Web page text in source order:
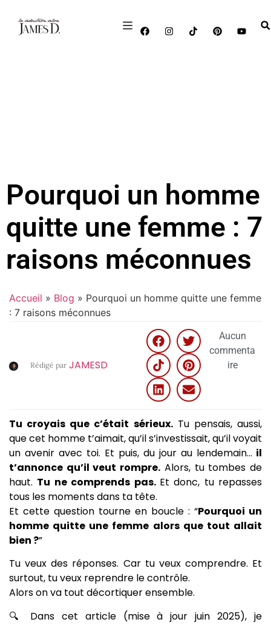
Pourquoi un homme
quitte une femme : 7
raisons méconnues
Accueil » Blog » Pourquoi un homme quitte une femme
: 7 raisons méconnues
Rédigé par JAMESD
Aucun
commenta
ire
Tu croyais que c’était sérieux.Tu pensais, aussi,
que cet homme t’aimait, qu’il s’investissait, qu’il voyait
un avenir avec toi. Et puis, du jour au lendemain… il
t’annonce qu’il veut rompre. Alors, tu tombes de
haut. Tu ne comprends pas. Et donc, tu repasses
tous les moments dans ta tête.
Et cette question tourne en boucle : “Pourquoi un
homme quitte une femme alors que tout allait
bien ?”
Tu veux des réponses. Car tu veux comprendre. Et
surtout, tu veux reprendre le contrôle.
Alors on va tout décortiquer ensemble.
🔍 Dans cet article (mise à jour juin 2025), je